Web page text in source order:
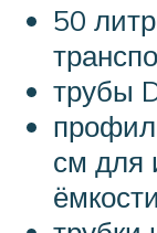
50
трубы
см для